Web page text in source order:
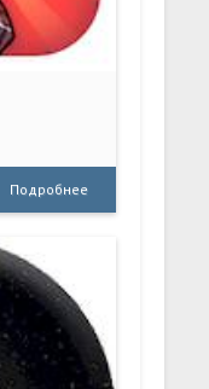
Подробнее